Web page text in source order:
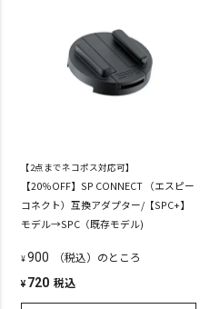
【2点までネコポス対応可】
【20％OFF】SP CONNECT （エスピー
コネクト）互換アダプター/【SPC+】
モデル→SPC（既存モデル)
¥900 （税込）のところ
¥ 720 税込